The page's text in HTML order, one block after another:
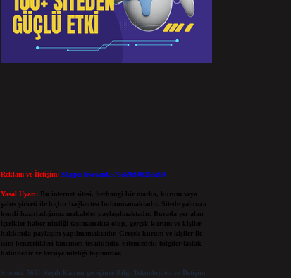
Reklam ve İletişim: Skype: live:.cid.575569c608265c69
Yasal Uyarı:
Bu internet sitesi, herhangi bir marka, kurum veya
şahıs şirketi ile hiçbir bağlantısı bulunmamaktadır. Sitede yalnızca
kendi hazırladığımız makaleler paylaşılmaktadır. Burada yer alan
içerikler haber niteliği taşımamakta olup, gerçek kurum ve kişiler
hakkında paylaşım yapılmamaktadır. Gerçek kurum ve kişiler ile
isim benzerlikleri tamamen tesadüfidir. Sitemizdeki bilgiler taslak
halindedir ve tavsiye niteliği taşımazlar.
Sitemiz, 5651 Sayılı Kanun gereğince Bilgi Teknolojileri ve İletişim